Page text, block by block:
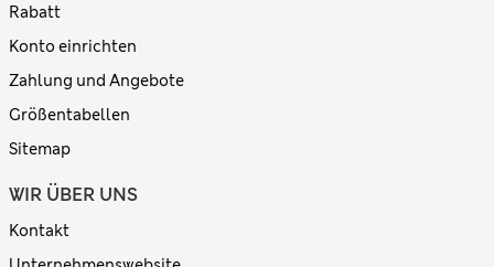
Rabatt
Konto einrichten
Zahlung und Angebote
Größentabellen
Sitemap
WIR ÜBER UNS
Kontakt